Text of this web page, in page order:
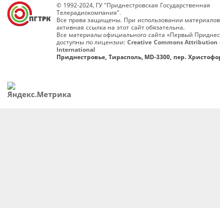
© 1992-2024, ГУ "Приднестровская Государственная
Телерадиокомпания".
Все права защищены. При использовании
активная ссылка на этот сайт обязательна.
Все материалы официального сайта «Первый
доступны по лицензии: Creative Commons Attribution
International
Приднестровье, Тирасполь, MD-3300, пер.